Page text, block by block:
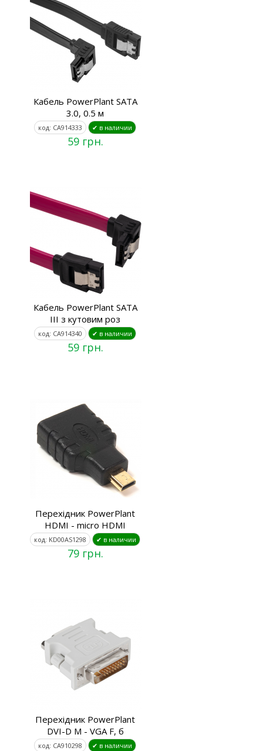
Кабель PowerPlant SATA
3.0, 0.5 м
код: CA914333 ✔ в наличии
59 грн.
Кабель PowerPlant SATA
III з кутовим роз
код: CA914340 ✔ в наличии
59 грн.
Перехідник PowerPlant
HDMI - micro HDMI
код: KD00AS1298 ✔ в наличии
79 грн.
Перехідник PowerPlant
DVI-D M - VGA F, б
код: CA910298 ✔ в наличии